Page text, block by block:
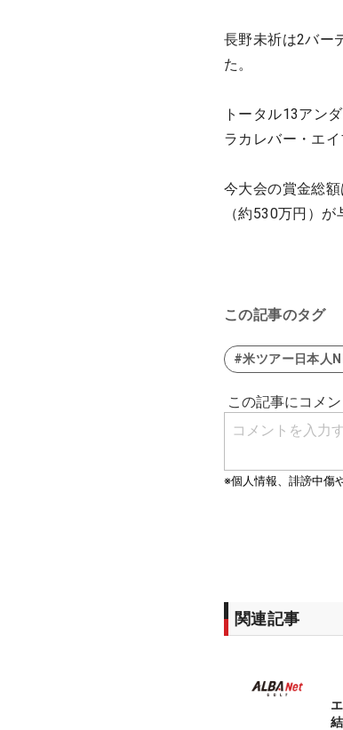
長野未祈は2バー
た。
トータル13アン
ラカレバー・エイ
今大会の賞金総
（約530万円）が
この記事のタグ
#米ツアー日本人
関連記事